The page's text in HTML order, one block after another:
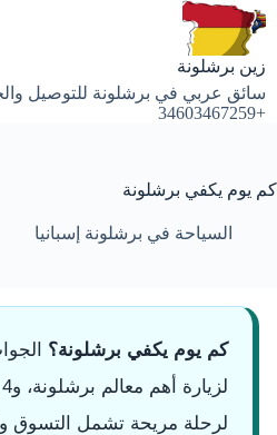
التجاوز
إلى
المحتوى
زين برشلونة
سائق عربي في برشلونة للتوصيل
+34603467259
كم يوم يكفي برشلونة
السياحة في برشلونة إسبانيا
كم يوم يكفي برشلونة؟
لرحلة مريحة تشمل التسوق